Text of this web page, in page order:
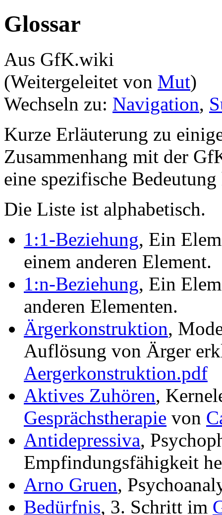
Glossar
Aus GfK.wiki
(Weitergeleitet von Mut)
Wechseln zu: Navigation,
Kurze Erläuterung zu
Zusammenhang mit der
eine spezifische Bedeutung
Die Liste ist alphabetisch.
1:1-Beziehung, Ein
einem anderen Element.
1:n-Beziehung, Ein
anderen Elementen.
Ärgerkonstruktion,
Auflösung von Ärger
Aergerkonstruktion.pdf
Aktives Zuhören,
Gesprächstherapie von
Antidepressiva,
Empfindungsfähigkeit
Arno Gruen,
Bedürfnis, 3. Schritt im